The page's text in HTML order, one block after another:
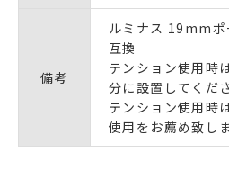
備考
ルミナス 19mmポ
互換
テンション使用時
分に設置してくだ
テンション使用時
使用をお薦め致しま